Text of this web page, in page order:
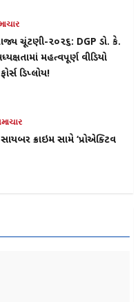
ચૂંટણી-૨૦૨૬: DGP ડો. કે.
મહત્વપૂર્ણ વીડિયો
ડિપ્લોય!
ક્રાઇમ સામે ‘પ્રોએક્ટિવ